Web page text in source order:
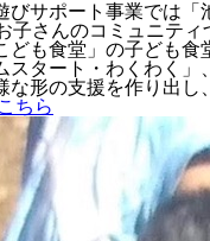
サポート事業では
さんのコミュニテ
ども食堂」の子ども
タート・わくわく
形の支援を作り出
ちら